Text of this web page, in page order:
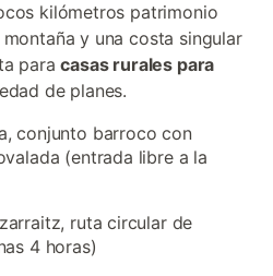
kilómetros patrimonio
y una costa singular
paracasas rurales para
de planes.
conjunto barroco con
(entrada libre a la
ruta circular de
4 horas)